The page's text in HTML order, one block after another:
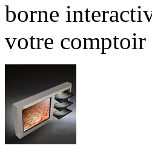
borne
votre comptoir